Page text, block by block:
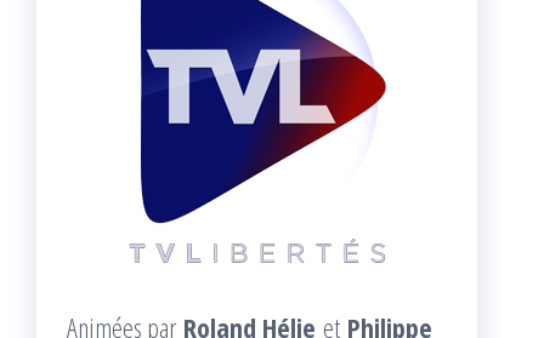
Animées par Roland Hélie et Philippe